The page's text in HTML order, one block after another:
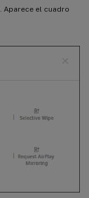
. Aparece el cuadro